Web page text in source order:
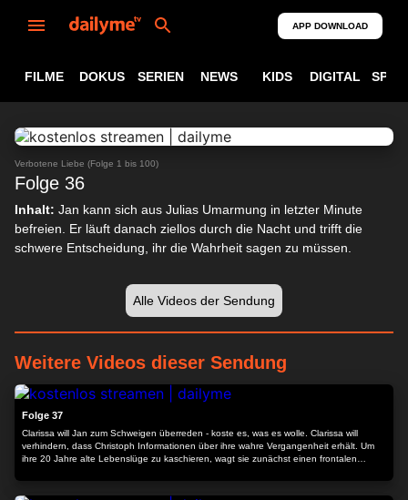
APP DOWNLOAD
FILME DOKUS SERIEN NEWS KIDS DIGITAL
Verbotene Liebe (Folge 1 bis 100)
Folge 36
Inhalt: Jan kann sich aus Julias Umarmung in letzter Minute
befreien. Er läuft danach ziellos durch die Nacht und trifft die
schwere Entscheidung, ihr die Wahrheit sagen zu müssen.
Alle Videos der Sendung
Weitere Videos dieser Sendung
Folge 37
Clarissa will Jan zum Schweigen überreden - koste es, was es wolle. Clarissa will
verhindern, dass Christoph Informationen über ihre wahre Vergangenheit erhält. Um
ihre 20 Jahre alte Lebenslüge zu kaschieren, wagt sie zunächst einen frontalen